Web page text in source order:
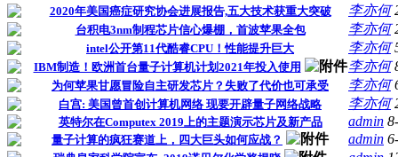
2020年美国癌症研究协会进展报告,五大技术获重大突破 李亦何
台积电3nm制程芯片信心爆棚，首波苹果全包 李亦何
intel公开第11代酷睿CPU！性能提升巨大 李亦何
IBM制造！欧洲首台量子计算机计划2021年投入使用 李亦何
为何苹果甘愿冒险自主研发芯片？失败了代价也可承受 李亦何
白宫: 美国曾首创计算机网络 现要开辟量子网络战略 李亦何
英特尔在Computex 2019上的主题演示芯片及新产品 admin
量子计算的疯狂赛道上，四大巨头如何应战？ admin